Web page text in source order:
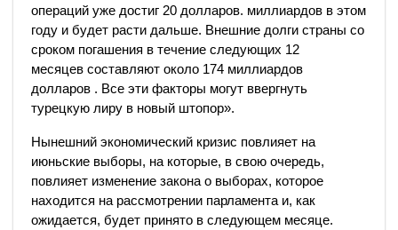
операций уже достиг 20 долларов. миллиардов в этом
году и будет расти дальше. Внешние долги страны со
сроком погашения в течение следующих 12
месяцев составляют около 174 миллиардов
долларов . Все эти факторы могут ввергнуть
турецкую лиру в новый штопор».
Нынешний экономический кризис повлияет на
июньские выборы, на которые, в свою очередь,
повлияет изменение закона о выборах, которое
находится на рассмотрении парламента и, как
ожидается, будет принято в следующем месяце.